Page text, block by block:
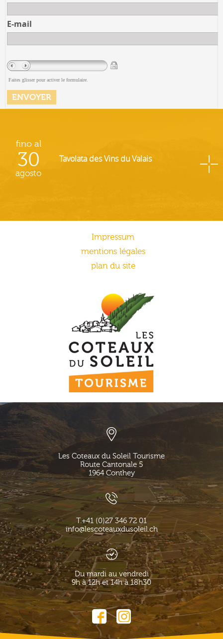
E-mail
Faites glisser pour activer le formulaire.
fino al
30
agosto
Tavolata des Vins du Valais
Impressum
mentions légales
plan du site
Les Coteaux du Soleil Tourisme
Route Cantonale 5
1964 Conthey
T.+41 (0)27 346 72 01
info@lescoteauxdusoleil.ch
Du mardi au vendredi
9h à 12h et 14h à 18h30